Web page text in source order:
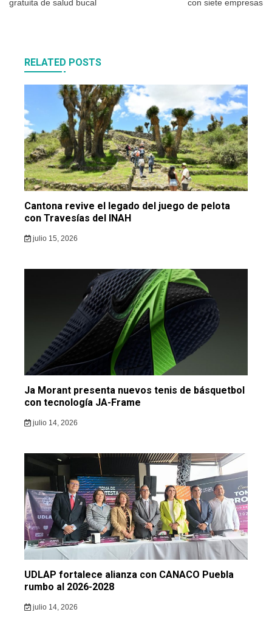
gratuita de salud bucal
con siete empresas
RELATED POSTS
Cantona revive el legado del juego de pelota
con Travesías del INAH
julio 15, 2026
Ja Morant presenta nuevos tenis de básquetbol
con tecnología JA-Frame
julio 14, 2026
UDLAP fortalece alianza con CANACO Puebla
rumbo al 2026-2028
julio 14, 2026